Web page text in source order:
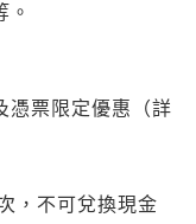
。
憑票限定優惠（詳
，不可兌換現金